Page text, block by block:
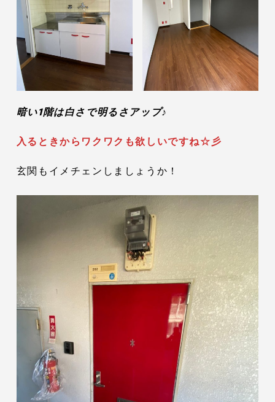
暗い1階は白さで明るさアップ♪
入るときからワクワクも欲しいですね☆彡
玄関もイメチェンしましょうか！